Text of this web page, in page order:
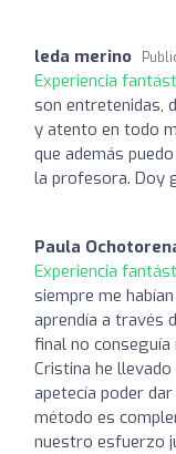
leda merino
Experiencia
son entretenidas,
y atento en todo
que además
la profesora. Doy
Paula
Experiencia
siempre me
aprendía a través
final no conseguía
Cristina he
apetecía poder
método es
nuestro esfuerzo